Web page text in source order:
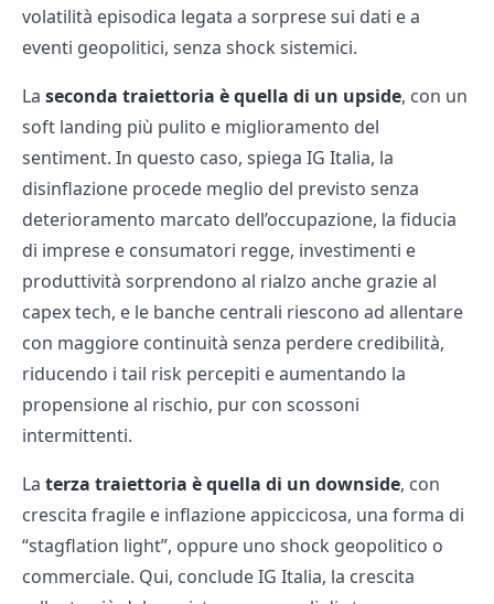
volatilità episodica legata a sorprese sui dati e a
eventi geopolitici, senza shock sistemici.
La seconda traiettoria è quella di un upside, con un
soft landing più pulito e miglioramento del
sentiment. In questo caso, spiega IG Italia, la
disinflazione procede meglio del previsto senza
deterioramento marcato dell’occupazione, la fiducia
di imprese e consumatori regge, investimenti e
produttività sorprendono al rialzo anche grazie al
capex tech, e le banche centrali riescono ad allentare
con maggiore continuità senza perdere credibilità,
riducendo i tail risk percepiti e aumentando la
propensione al rischio, pur con scossoni
intermittenti.
La terza traiettoria è quella di un downside, con
crescita fragile e inflazione appiccicosa, una forma di
“stagflation light”, oppure uno shock geopolitico o
commerciale. Qui, conclude IG Italia, la crescita